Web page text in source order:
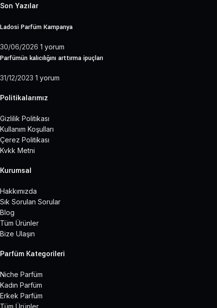
Son Yazılar
Ladosi Parfüm Kampanya
30/06/2026 1 yorum
Parfümün kalıcılığını arttırma ipuçları
31/12/2023 1 yorum
Politikalarımız
Gizlilik Politikası
Kullanım Koşulları
Çerez Politikası
Kvkk Metni
Kurumsal
Hakkımızda
Sık Sorulan Sorular
Blog
Tüm Ürünler
Bize Ulaşın
Parfüm Kategorileri
Niche Parfüm
Kadın Parfüm
Erkek Parfüm